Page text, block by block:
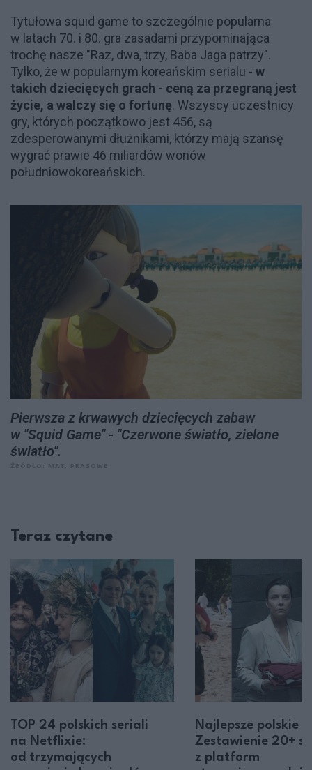
Tytułowa squid game to szczególnie popularna
w latach 70. i 80. gra zasadami przypominająca
trochę nasze "Raz, dwa, trzy, Baba Jaga patrzy".
Tylko, że w popularnym koreańskim serialu - w
takich dziecięcych grach - ceną za przegraną jest
życie, a walczy się o fortunę. Wszyscy uczestnicy
gry, których początkowo jest 456, są
zdesperowanymi dłużnikami, którzy mają szansę
wygrać prawie 46 miliardów wonów
południowokoreańskich.
Pierwsza z krwawych dziecięcych zabaw
w "Squid Game" - "Czerwone światło, zielone
światło".
Teraz czytane
TOP 24 polskich seriali
na Netflixie:
od trzymających
Najlepsze polskie
Zestawienie 20+
z platform